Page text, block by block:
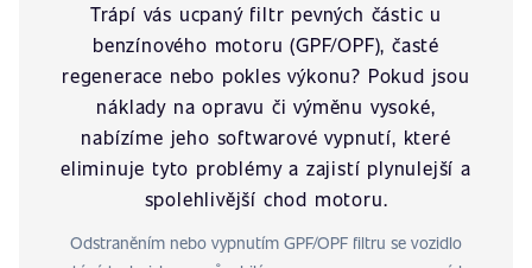
Trápí vás ucpaný filtr pevných částic u
benzínového motoru (GPF/OPF), časté
regenerace nebo pokles výkonu? Pokud jsou
náklady na opravu či výměnu vysoké,
nabízíme jeho softwarové vypnutí, které
eliminuje tyto problémy a zajistí plynulejší a
spolehlivější chod motoru.
Odstraněním nebo vypnutím GPF/OPF filtru se vozidlo